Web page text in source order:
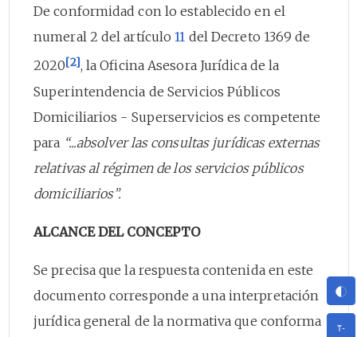
De conformidad con lo establecido en el
numeral 2 del artículo11 del Decreto 1369 de
2020[2], la Oficina Asesora Jurídica de la
Superintendencia de Servicios Públicos
Domiciliarios - Superservicios es competente
para “...absolver las consultas jurídicas externas
relativas al régimen de los servicios públicos
domiciliarios”.
ALCANCE DEL CONCEPTO
Se precisa que la respuesta contenida en este
documento corresponde a una interpretación
jurídica general de la normativa que conforma